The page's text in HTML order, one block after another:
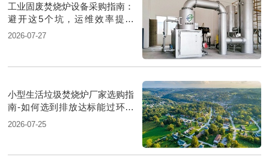
工业固废焚烧炉设备采购指南：
避开这5个坑，运维效率提升
30%
2026-07-27
小型生活垃圾焚烧炉厂家选购指
南-如何选到排放达标能过环评
的厂家
2026-07-25